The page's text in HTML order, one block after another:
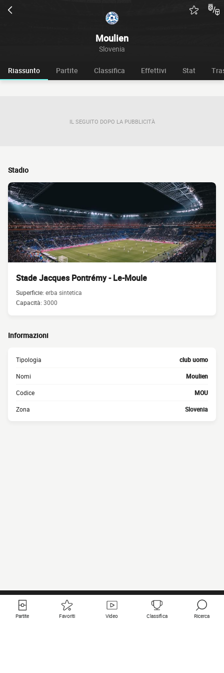
Moulien
Slovenia
Riassunto Partite Classifica Effettivi Stat
IL SEGUITO DOPO LA PUBBLICITÀ
Stadio
Stade Jacques Pontrémy - Le-Moule
Superficie:erba sintetica
Capacità:3000
Informazioni
Tipologia club uomo
Nomi Moulien
Codice MOU
Zona Slovenia
Partite Favoriti Video Classifica Ricerca